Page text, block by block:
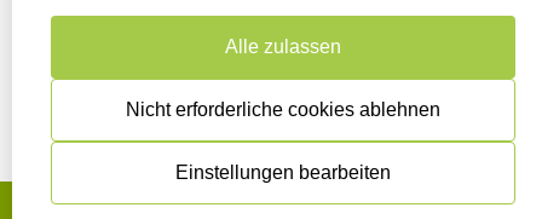
FAQ
Datenschutzerklärung
Widerrufsrecht
Zahlung & Versand
Widerruf &
Rückgabe
Alle zulassen
Nicht erforderliche cookies ablehnen
Einstellungen bearbeiten